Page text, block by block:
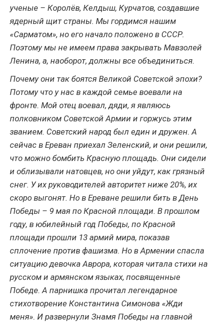
ученые – Королёв, Келдыш, Курчатов, создавшие
ядерный щит страны. Мы гордимся нашим
«Сарматом», но его начало положено в СССР.
Поэтому мы не имеем права закрывать Мавзолей
Ленина, а, наоборот, должны все объединиться.
Почему они так боятся Великой Советской эпохи?
Потому что у нас в каждой семье воевали на
фронте. Мой отец воевал, дяди, я являюсь
полковником Советской Армии и горжусь этим
званием. Советский народ был един и дружен. А
сейчас в Ереван приехал Зеленский, и они решили,
что можно бомбить Красную площадь. Они сидели
и облизывали натовцев, но они уйдут, как грязный
снег. У их руководителей авторитет ниже 20%, их
скоро выгонят. Но в Ереване решили бить в День
Победы – 9 мая по Красной площади. В прошлом
году, в юбилейный год Победы, по Красной
площади прошли 13 армий мира, показав
сплочение против фашизма. Но в Армении спасла
ситуацию девочка Аврора, которая читала стихи на
русском и армянском языках, посвященные
Победе. А парнишка прочитал легендарное
стихотворение Константина Симонова «Жди
меня». И развернули Знамя Победы на главной